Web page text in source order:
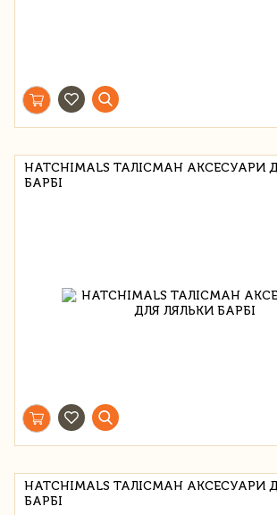
HATCHIMALS ТАЛІСМАН АКСЕСУАРИ
БАРБІ
HATCHIMALS ТАЛІСМАН АКСЕСУАРИ
БАРБІ